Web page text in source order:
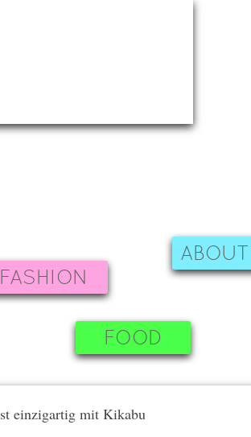
FASHION
FOOD
einzigartig mit Kikabu